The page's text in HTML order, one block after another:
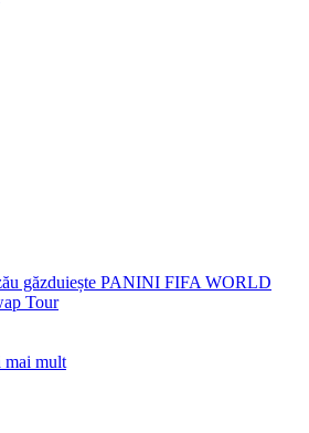
găzduiește PANINI FIFA WORLD
Tour
mai mult